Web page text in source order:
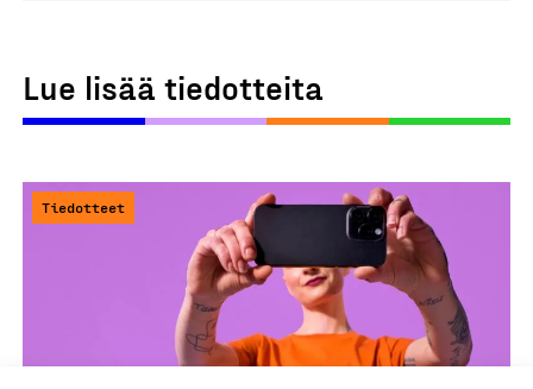
Lue lisää tiedotteita
Tiedotteet